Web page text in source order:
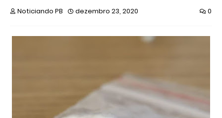
Noticiando PB dezembro 23, 2020 0